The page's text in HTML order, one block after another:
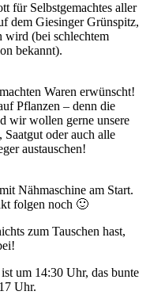
für Selbstgemachtes aller
dem Giesinger Grünspitz,
wird (bei schlechtem
bekannt).
Waren erwünscht!
Pflanzen – denn die
wir wollen gerne unsere
Saatgut oder auch alle
austauschen!
Nähmaschine am Start.
folgen noch 🙂
zum Tauschen hast,
um 14:30 Uhr, das bunte
Uhr.